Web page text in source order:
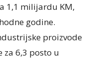
1,1 milijardu KM,
godine.
proizvode
6,3 posto u